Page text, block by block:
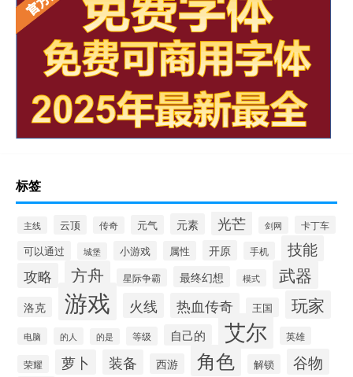
标签
主线 云顶 传奇 元气 元素 光芒 剑网 卡丁车
可以通过 城堡 小游戏 属性 开原 手机 技能
攻略 方舟 星际争霸 最终幻想 模式 武器
洛克 游戏 火线 热血传奇 王国 玩家
电脑 的人 的是 等级 自己的 艾尔 英雄
荣耀 萝卜 装备 西游 角色 解锁 谷物